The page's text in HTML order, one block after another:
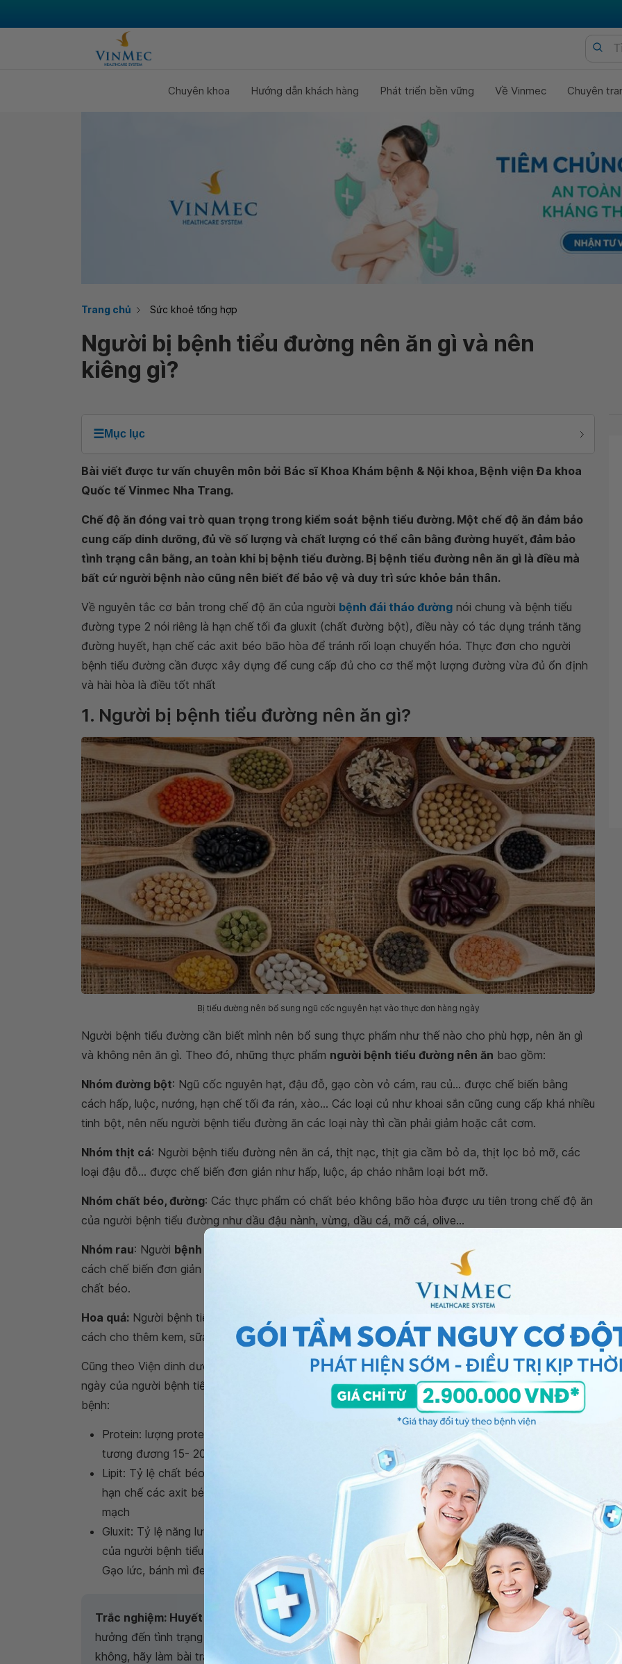
Chuyên khoa Hướng dẫn khách hàng Phát triển bền vững Về Vinmec Chuyên
Trang chủ Sức khoẻ tổng hợp
Người bị bệnh tiểu đường nên ăn gì và nên
kiêng gì?
☰Mục lục
Bài viết được tư vấn chuyên môn bởi Bác sĩ Khoa Khám bệnh & Nội khoa, Bệnh viện Đa khoa
Quốc tế Vinmec Nha Trang.
Chế độ ăn đóng vai trò quan trọng trong kiểm soát bệnh tiểu đường. Một chế độ ăn đảm bảo
cung cấp dinh dưỡng, đủ về số lượng và chất lượng có thể cân bằng đường huyết, đảm bảo
tình trạng cân bằng, an toàn khi bị bệnh tiểu đường. Bị bệnh tiểu đường nên ăn gì là điều mà
bất cứ người bệnh nào cũng nên biết để bảo vệ và duy trì sức khỏe bản thân.
Về nguyên tắc cơ bản trong chế độ ăn của người bệnh đái tháo đường nói chung và bệnh tiểu
đường type 2 nói riêng là hạn chế tối đa gluxit (chất đường bột), điều này có tác dụng tránh tăng
đường huyết, hạn chế các axit béo bão hòa để tránh rối loạn chuyển hóa. Thực đơn cho người
bệnh tiểu đường cần được xây dựng để cung cấp đủ cho cơ thể một lượng đường vừa đủ ổn định
và hài hòa là điều tốt nhất
1. Người bị bệnh tiểu đường nên ăn gì?
Bị tiểu đường nên bổ sung ngũ cốc nguyên hạt vào thực đơn hàng ngày
Người bệnh tiểu đường cần biết mình nên bổ sung thực phẩm như thế nào cho phù hợp, nên ăn gì
và không nên ăn gì. Theo đó, những thực phẩm người bệnh tiểu đường nên ăn bao gồm:
Nhóm đường bột: Ngũ cốc nguyên hạt, đậu đỗ, gạo còn vỏ cám, rau củ... được chế biến bằng
cách hấp, luộc, nướng, hạn chế tối đa rán, xào... Các loại củ như khoai sắn cũng cung cấp khá nhiều
tinh bột, nên nếu người bệnh tiểu đường ăn các loại này thì cần phải giảm hoặc cắt cơm.
Nhóm thịt cá: Người bệnh tiểu đường nên ăn cá, thịt nạc, thịt gia cầm bỏ da, thịt lọc bỏ mỡ, các
loại đậu đỗ... được chế biến đơn giản như hấp, luộc, áp chảo nhằm loại bớt mỡ.
Nhóm chất béo, đường: Các thực phẩm có chất béo không bão hòa được ưu tiên trong chế độ ăn
của người bệnh tiểu đường như dầu đậu nành, vừng, dầu cá, mỡ cá, olive...
Nhóm rau: Người bệnh tiểu đường
nên ăn rau nhiều hơn trong thực đơn của mình thông qua các
cách chế biến đơn giản như ăn sống, hấp, luộc, rau trộn nhưng không nên sử dụng nhiều loại sốt có
chất béo.
Hoa quả: Người bệnh tiểu đường cần tăng cường ăn trái cây tươi, không nên chế biến thêm bằng
cách cho thêm kem, sữa, hạn chế ăn các loại quả chín ngọt như: sầu riêng, hồng chín, xoài chín...
Cũng theo Viện dinh dưỡng quốc gia, tỷ lệ giữa các thành phần sinh năng lượng trong bữa ăn hàng
ngày của người bệnh tiểu đường được xác định cụ thể như sau sẽ rất tốt trong ổn định, điều trị
bệnh:
Protein: lượng protein nên đạt 1- 1,2 g/kg/ngày đối với người lớn, tức là tỷ lệ này nên đạt
tương đương 15- 20% năng lượng khẩu phần.
Lipit: Tỷ lệ chất béo nên là 25% tổng số năng lượng khẩu phần, không nên vượt quá 30%.
hạn chế các axit béo bão hòa .Điều này giúp ổn định đường huyết, ngăn ngừa xơ vữa động
mạch
Gluxit: Tỷ lệ năng lượng do gluxit cung cấp nên đạt từ 50-60% tổng số năng lượng khẩu phần
của người bệnh tiểu đường. Nên chọn lựa loại thực phẩm có chỉ số đường huyết thấp như :
Gạo lức, bánh mì đen,yến mạch, các loại đậu nguyên hạt...
Trắc nghiệm: Huyết áp của bạn có đang thực sự tốt? Huyết áp cao hay thấp đều ảnh
hưởng đến tình trạng sức khỏe con người. Để biết tình trạng huyết áp của bạn có thực sự tốt
không, hãy làm bài trắc nghiệm sau đây để đánh giá.